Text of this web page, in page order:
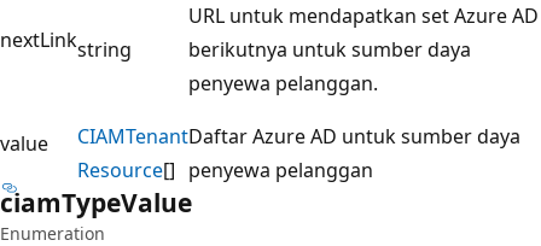
nextLinkstring
URL untuk mendapatkan set Azure AD
berikutnya untuk sumber daya
penyewa pelanggan.
value
CIAMTenant
Resource[]
Daftar Azure AD untuk sumber daya
penyewa pelanggan
ciamTypeValue
Enumeration